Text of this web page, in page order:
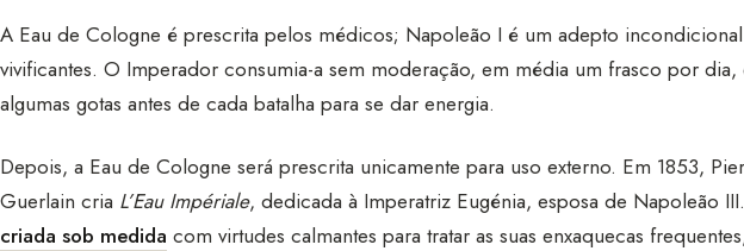
A Eau de Cologne é prescrita pelos médicos; Napoleão I é um adepto incondicional
vivificantes. O Imperador consumia-a sem moderação, em média um frasco por
algumas gotas antes de cada batalha para se dar energia.
Depois, a Eau de Cologne será prescrita unicamente para uso externo. Em 1853,
Guerlain cria L’Eau Impériale, dedicada à Imperatriz Eugénia, esposa de Napoleão
criada sob medida com virtudes calmantes para tratar as suas enxaquecas